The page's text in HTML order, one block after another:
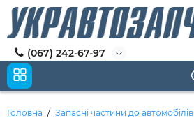
(067) 242-67-97
Головна Запасні частини до автомобілів